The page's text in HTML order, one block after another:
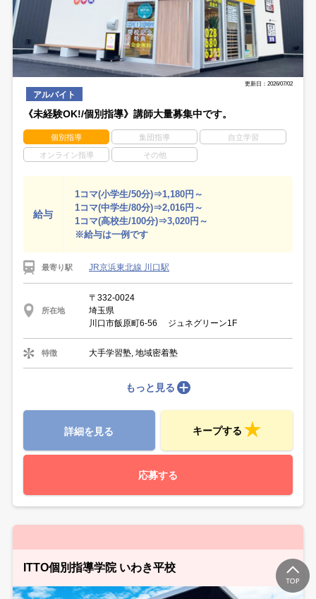
更新日：2026/07/02
アルバイト
《未経験OK!/個別指導》講師大量募集中です。
個別指導 集団指導 自立学習
オンライン指導 その他
給与
1コマ(小学生/50分)⇒1,180円～
1コマ(中学生/80分)⇒2,016円～
1コマ(高校生/100分)⇒3,020円～
※給与は一例です
最寄り駅 JR京浜東北線 川口駅
所在地
〒332-0024
埼玉県
川口市飯原町6-56 ジュネグリーン1F
特徴 大手学習塾, 地域密着塾
もっと見る
詳細を見る キープする
応募する
ITTO個別指導学院 いわき平校